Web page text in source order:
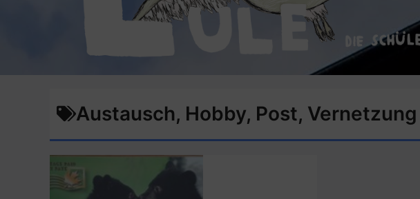
Austausch, Hobby, Post, Vernetzung